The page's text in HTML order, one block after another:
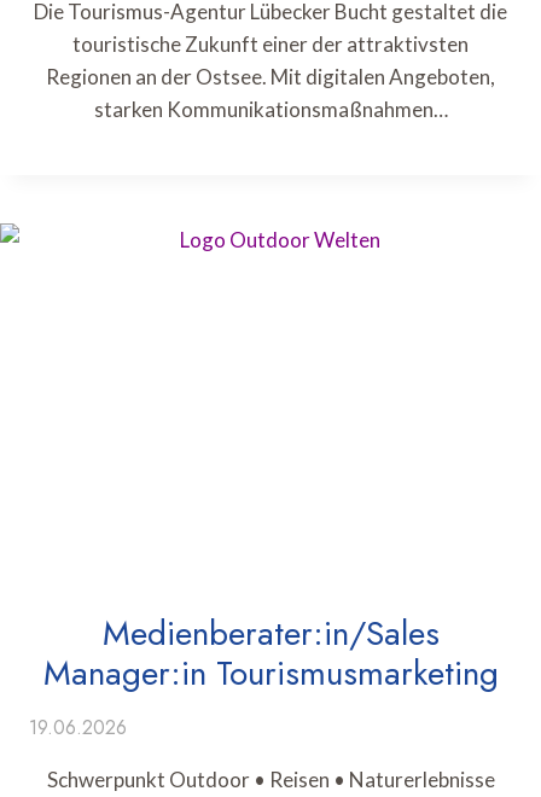
Die Tourismus-Agentur Lübecker Bucht gestaltet die
touristische Zukunft einer der attraktivsten
Regionen an der Ostsee. Mit digitalen Angeboten,
starken Kommunikationsmaßnahmen…
Medienberater:in/Sales
Manager:in Tourismusmarketing
19.06.2026
Schwerpunkt Outdoor • Reisen • Naturerlebnisse